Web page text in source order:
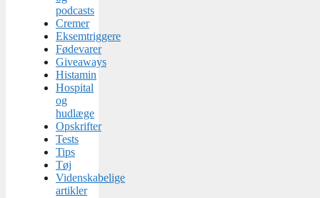
podcasts
Cremer
Eksemtriggere
Fødevarer
Giveaways
Histamin
Hospital
og
hudlæge
Opskrifter
Tests
Tips
Tøj
Videnskabelige
artikler